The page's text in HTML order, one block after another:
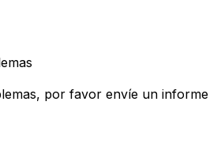
por favor envíe un informe